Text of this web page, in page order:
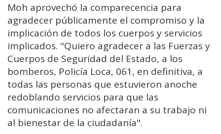
Moh aprovechó la comparecencia para
agradecer públicamente el compromiso y la
implicación de todos los cuerpos y servicios
implicados. "Quiero agradecer a las Fuerzas y
Cuerpos de Seguridad del Estado, a los
bomberos, Policía Loca, 061, en definitiva, a
todas las personas que estuvieron anoche
redoblando servicios para que las
comunicaciones no afectaran a su trabajo ni
al bienestar de la ciudadanía".